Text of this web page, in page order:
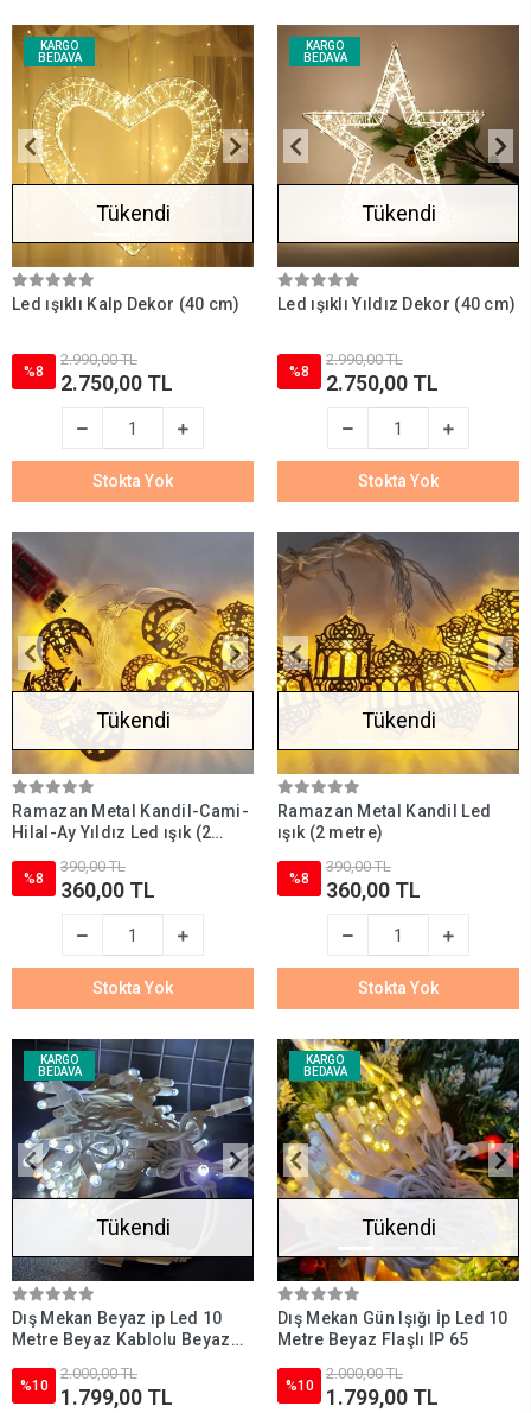
KARGO
BEDAVA
Tükendi
Led ışıklı Kalp Dekor (40 cm)
%8
2.990,00 TL
2.750,00 TL
Stokta Yok
KARGO
BEDAVA
Tükendi
Led ışıklı Yıldız Dekor (40 cm)
%8
2.990,00 TL
2.750,00 TL
Stokta Yok
Tükendi
Ramazan Metal Kandil-Cami-
Hilal-Ay Yıldız Led ışık (2
%8
390,00 TL
360,00 TL
Stokta Yok
Tükendi
Ramazan Metal Kandil Led
ışık (2 metre)
%8
390,00 TL
360,00 TL
Stokta Yok
KARGO
BEDAVA
Tükendi
Dış Mekan Beyaz ip Led 10
Metre Beyaz Kablolu Beyaz
%10
2.000,00 TL
1.799,00 TL
KARGO
BEDAVA
Tükendi
Dış Mekan Gün Işığı İp Led 10
Metre Beyaz Flaşlı IP 65
%10
2.000,00 TL
1.799,00 TL